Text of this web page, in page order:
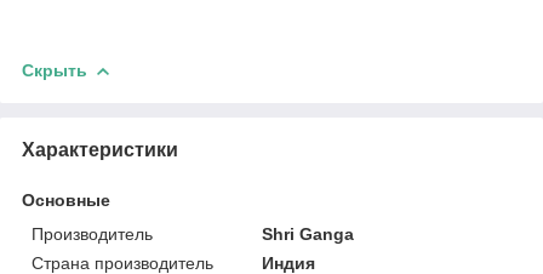
Скрыть
Характеристики
Основные
Производитель
Shri Ganga
Страна производитель
Индия